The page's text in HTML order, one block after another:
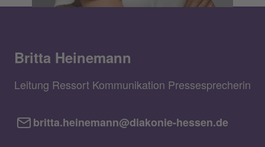
Britta Heinemann
Leitung Ressort Kommunikation Pressesprecherin
britta.heinemann@diakonie-hessen.de